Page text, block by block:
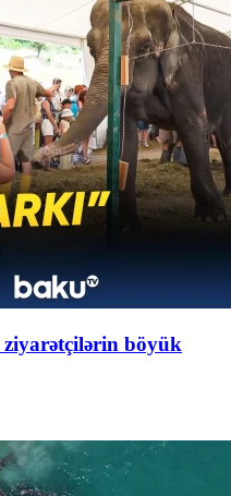
ziyarətçilərin böyük